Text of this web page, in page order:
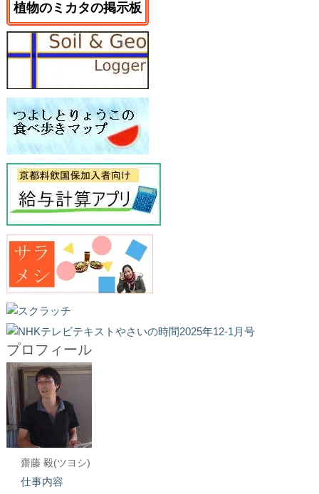
植物のミカタの掲示板
プロフィール
齋藤 毅(ツヨシ)
仕事内容